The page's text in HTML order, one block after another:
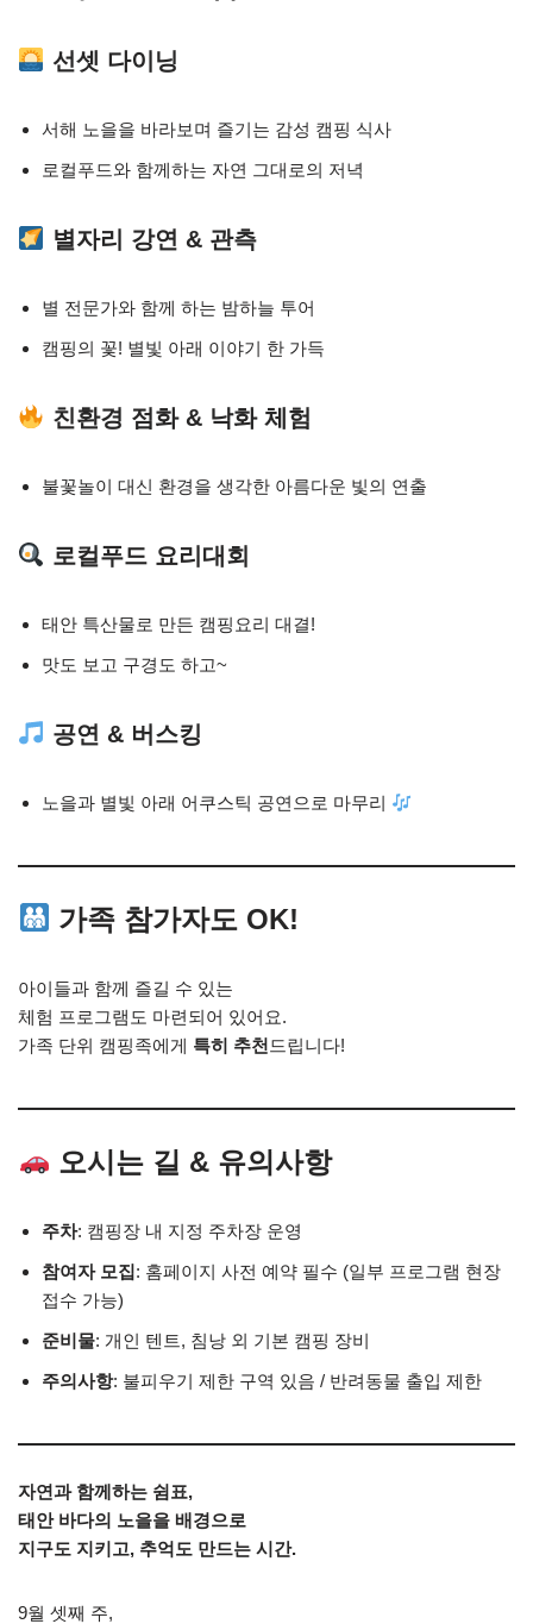
선셋 다이닝
서해 노을을 바라보며 즐기는 감성 캠핑 식사
로컬푸드와 함께하는 자연 그대로의 저녁
별자리 강연 & 관측
별 전문가와 함께 하는 밤하늘 투어
캠핑의 꽃! 별빛 아래 이야기 한 가득
친환경 점화 & 낙화 체험
불꽃놀이 대신 환경을 생각한 아름다운 빛의 연출
로컬푸드 요리대회
태안 특산물로 만든 캠핑요리 대결!
맛도 보고 구경도 하고~
공연 & 버스킹
노을과 별빛 아래 어쿠스틱 공연으로 마무리
가족 참가자도 OK!
아이들과 함께 즐길 수 있는
체험 프로그램도 마련되어 있어요.
가족 단위 캠핑족에게 특히 추천 드립니다!
오시는 길 & 유의사항
주차: 캠핑장 내 지정 주차장 운영
참여자 모집: 홈페이지 사전 예약 필수 (일부 프로그램 현장
접수 가능)
준비물: 개인 텐트, 침낭 외 기본 캠핑 장비
주의사항: 불피우기 제한 구역 있음 / 반려동물 출입 제한
자연과 함께하는 쉼표,
태안 바다의 노을을 배경으로
지구도 지키고, 추억도 만드는 시간.
9월 셋째 주,